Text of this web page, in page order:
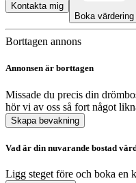
Kontakta mig
Boka värdering
Borttagen annons
Annonsen är borttagen
Missade du precis din
hör vi av oss så fort något
Skapa bevakning
Vad är din nuvarande bostad
Ligg steget före och boka en